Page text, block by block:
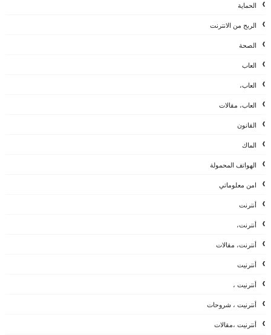
الحماية
الربح من الانترنت
الصحة
العاب
العاب،
العاب، مقالات
القانون
الماك
الهواتف المحمولة
امن معلوماتي
أنترنت
أنترنت،
أنترنت، مقالات
أنترنيت
أنترنيت ،
أنترنيت ، شروحات
أنترنيت ،مقالات